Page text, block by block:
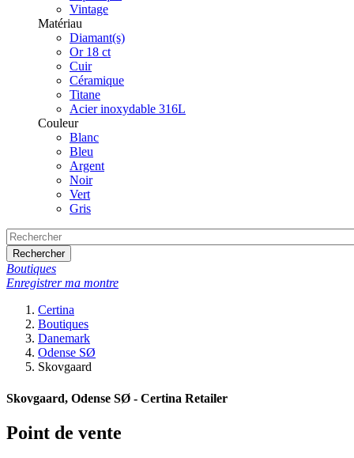
Vintage
Matériau
Diamant(s)
Or 18 ct
Cuir
Céramique
Titane
Acier inoxydable 316L
Couleur
Blanc
Bleu
Argent
Noir
Vert
Gris
Rechercher
Boutiques
Enregistrer ma montre
Certina
Boutiques
Danemark
Odense SØ
Skovgaard
Skovgaard, Odense SØ - Certina Retailer
Point de vente